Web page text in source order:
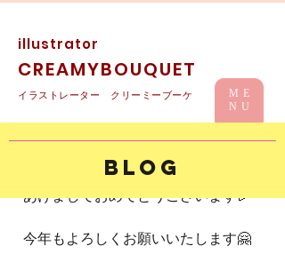
illustrator
CREAMYBOUQUET
イラストレーター クリーミーブーケ
ME
NU
HAPPY NEW YEAR 2018
あけましておめでとうございます🎉
今年もよろしくお願いいたします🤗
BLOG